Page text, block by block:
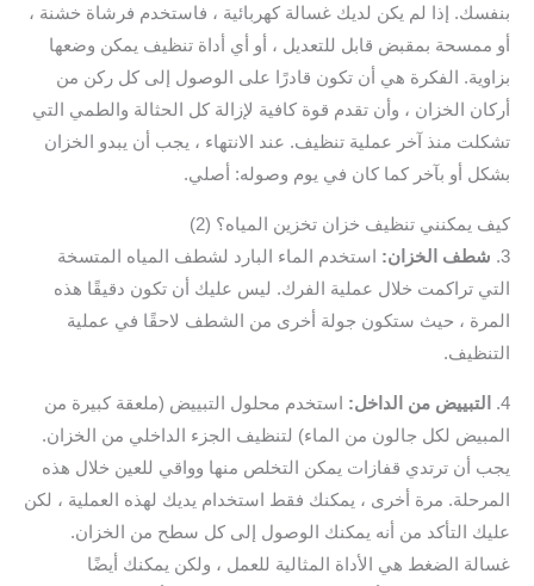
بنفسك. إذا لم يكن لديك غسالة كهربائية ، فاستخدم فرشاة خشنة ،
أو ممسحة بمقبض قابل للتعديل ، أو أي أداة تنظيف يمكن وضعها
بزاوية. الفكرة هي أن تكون قادرًا على الوصول إلى كل ركن من
أركان الخزان ، وأن تقدم قوة كافية لإزالة كل الحثالة والطمي التي
تشكلت منذ آخر عملية تنظيف. عند الانتهاء ، يجب أن يبدو الخزان
بشكل أو بآخر كما كان في يوم وصوله: أصلي.
كيف يمكنني تنظيف خزان تخزين المياه؟ (2)
3. شطف الخزان: استخدم الماء البارد لشطف المياه المتسخة
التي تراكمت خلال عملية الفرك. ليس عليك أن تكون دقيقًا هذه
المرة ، حيث ستكون جولة أخرى من الشطف لاحقًا في عملية
التنظيف.
4. التبييض من الداخل: استخدم محلول التبييض (ملعقة كبيرة من
المبيض لكل جالون من الماء) لتنظيف الجزء الداخلي من الخزان.
يجب أن ترتدي قفازات يمكن التخلص منها وواقي للعين خلال هذه
المرحلة. مرة أخرى ، يمكنك فقط استخدام يديك لهذه العملية ، لكن
عليك التأكد من أنه يمكنك الوصول إلى كل سطح من الخزان.
غسالة الضغط هي الأداة المثالية للعمل ، ولكن يمكنك أيضًا